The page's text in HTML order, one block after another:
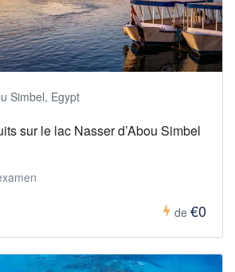
Simbel, Egypt
sur le lac Nasser d’Abou Simbel
de €0